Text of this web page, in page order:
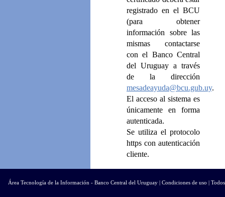
registrado en el BCU
(para obtener
información sobre las
mismas contactarse
con el Banco Central
del Uruguay a través
de la dirección
mesadeayuda@bcu.gub.uy.
El acceso al sistema es
únicamente en forma
autenticada.
Se utiliza el protocolo
https con autenticación
cliente.
de Servicios
Área Tecnología de la Información - Banco Central del Uruguay | Condiciones de uso |